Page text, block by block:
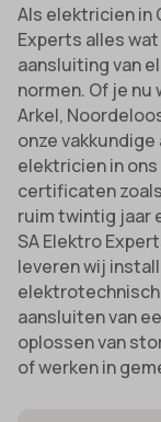
Als elektricien in
Experts alles
aansluiting van
normen. Of je nu
Arkel,
onze vakkundige
elektricien in
certificaten zoals
ruim twintig jaar
SA Elektro
leveren wij
aansluiten van
oplossen van
of werken in